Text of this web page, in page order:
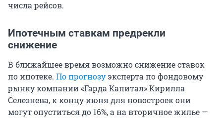
числа рейсов.
Ипотечным ставкам предрекли
снижение
В ближайшее время возможно снижение ставок
по ипотеке. По прогнозуэксперта по фондовому
рынку компании «Гарда Капитал» Кирилла
Селезнева, к концу июня для новостроек они
могут опуститься до 16%, а на вторичное жилье —